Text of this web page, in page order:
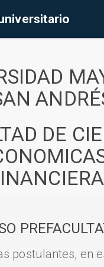
DE
postulantes, en